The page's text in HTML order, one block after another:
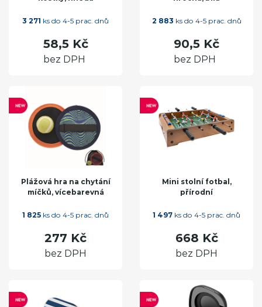
3 271 ks do 4-5 prac. dnů
58,5 Kč
bez DPH
2 883 ks do 4-5 prac. dnů
90,5 Kč
bez DPH
Plážová hra na chytání
míčků, vícebarevná
1 825 ks do 4-5 prac. dnů
277 Kč
bez DPH
Mini stolní fotbal,
přírodní
1 497 ks do 4-5 prac. dnů
668 Kč
bez DPH